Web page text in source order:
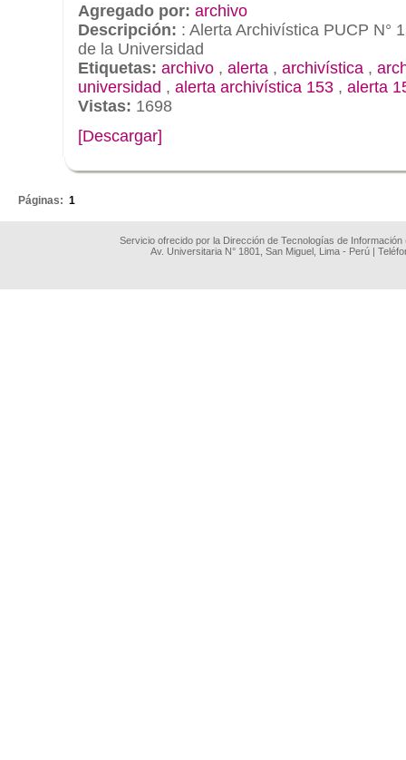
Agregado por: archivo
Descripción: : Alerta Archivística PUCP N°
de la Universidad
Etiquetas: archivo , alerta , archivística ,
universidad , alerta archivística 153 , alerta
Vistas: 1698
[Descargar]
Páginas: 1
Servicio ofrecido por la Dirección de Tecnologías de
Av. Universitaria N° 1801, San Miguel, Lima - Perú |